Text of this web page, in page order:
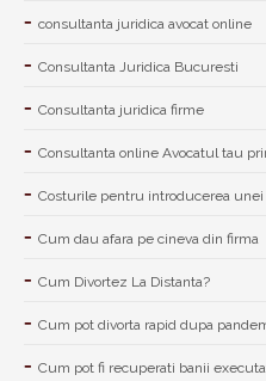
consultanta juridica avocat online
Consultanta Juridica Bucuresti
Consultanta juridica firme
Consultanta online Avocatul tau
Costurile pentru introducerea
Cum dau afara pe cineva din firma
Cum Divortez La Distanta?
Cum pot divorta rapid dupa
Cum pot fi recuperati banii